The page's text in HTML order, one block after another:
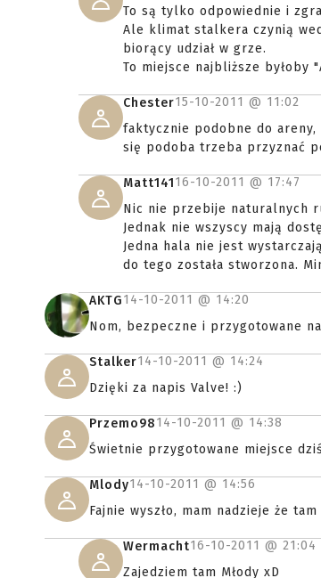
To są tylko odpowiednie i
Ale klimat stalkera czynią
biorący udział w grze.
To miejsce najbliższe byłoby
Chester15-10-2011 @ 11:02
faktycznie podobne do
się podoba trzeba przyznać
Matt14116-10-2011 @ 17:47
Nic nie przebije naturalnych
Jednak nie wszyscy mają
Jedna hala nie jest
do tego została stworzona.
AKTG14-10-2011 @ 14:20
Nom, bezpeczne i przygotowane
Stalker14-10-2011 @ 14:24
Dzięki za napis Valve! :)
Przemo9814-10-2011 @ 14:38
Świetnie przygotowane miejsce
Mlody14-10-2011 @ 14:56
Fajnie wyszło, mam nadzieje że
Wermacht16-10-2011 @ 21:04
Zajedziem tam Młody xD